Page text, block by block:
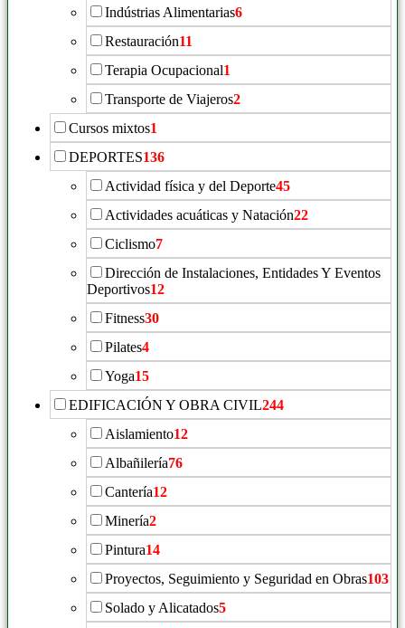
Indústrias Alimentarias6
Restauración11
Terapia Ocupacional1
Transporte de Viajeros2
Cursos mixtos1
DEPORTES136
Actividad física y del Deporte45
Actividades acuáticas y Natación22
Ciclismo7
Dirección de Instalaciones, Entidades Y Eventos
Deportivos12
Fitness30
Pilates4
Yoga15
EDIFICACIÓN Y OBRA CIVIL244
Aislamiento12
Albañilería76
Cantería12
Minería2
Pintura14
Proyectos, Seguimiento y Seguridad en Obras103
Solado y Alicatados5